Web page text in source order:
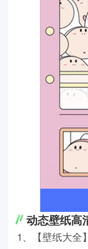
动态壁纸高
1、【壁纸大全